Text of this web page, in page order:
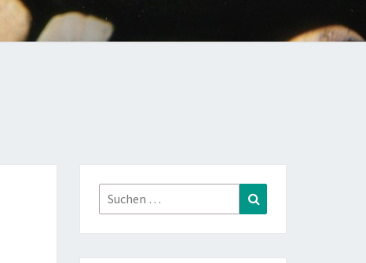
Suchen
nach: